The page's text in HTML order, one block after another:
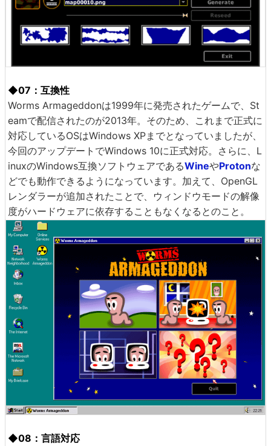
◆07：互換性
Worms Armageddonは1999年に発売されたゲームで、St
eamで配信されたのが2013年。そのため、これまで正式に
対応しているOSはWindows XPまでとなっていましたが、
今回のアップデートでWindows 10に正式対応。さらに、L
inuxのWindows互換ソフトウェアであるWineやProtonな
どでも動作できるようになっています。加えて、OpenGL
レンダラーが追加されたことで、ウィンドウモードの解像
度がハードウェアに依存することもなくなるとのこと。
◆08：言語対応